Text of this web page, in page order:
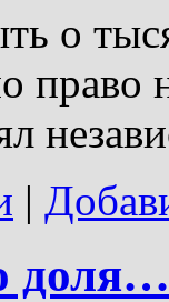
о
право
|
доля…